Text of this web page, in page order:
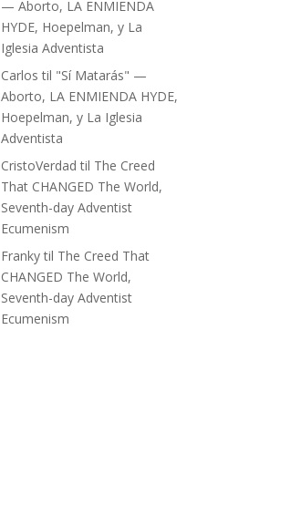
— Aborto, LA ENMIENDA
HYDE, Hoepelman, y La
Iglesia Adventista
Carlos til "Sí Matarás" —
Aborto, LA ENMIENDA HYDE,
Hoepelman, y La Iglesia
Adventista
CristoVerdad til The Creed
That CHANGED The World,
Seventh-day Adventist
Ecumenism
Frankytil The Creed That
CHANGED The World,
Seventh-day Adventist
Ecumenism